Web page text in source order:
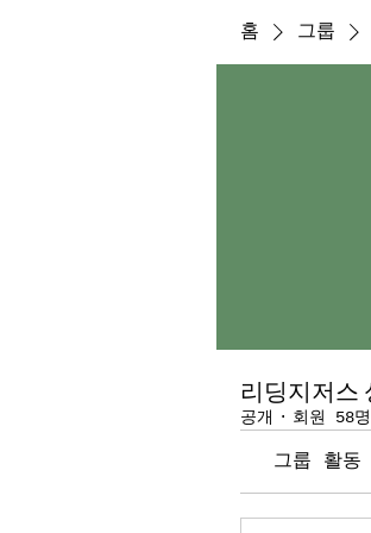
홈 그룹
리딩지저스
공개 · 회원 58명
그룹 활동